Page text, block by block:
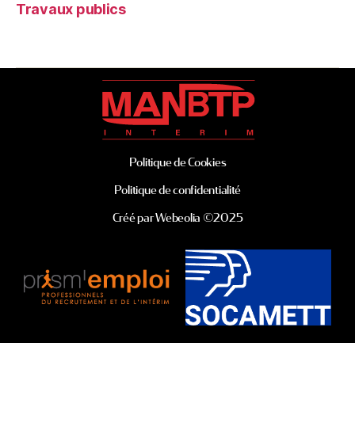
Travaux publics
Politique de Cookies
Politique de confidentialité
Créé par Webeolia ©2025